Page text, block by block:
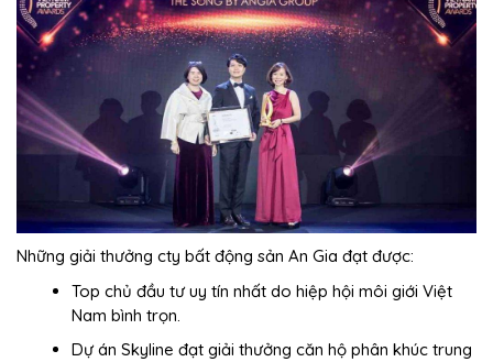
Những giải thưởng cty bất động sản An Gia đạt được:
Top chủ đầu tư uy tín nhất do hiệp hội môi giới Việt
Nam bình trọn.
Dự án Skyline đạt giải thưởng căn hộ phân khúc trung